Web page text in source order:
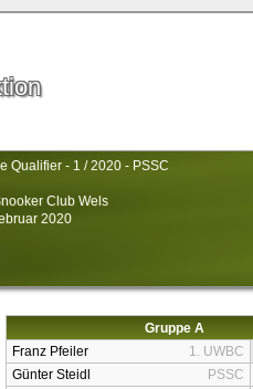
Qualifier - 1 / 2020 - PSSC
Club Wels
2020
Gruppe A
Franz Pfeiler
1. UWBC
Günter Steidl
PSSC